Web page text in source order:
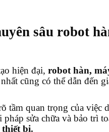
sâu robot
hiện đại, robot hàn,
cũng có thể dẫn đến
tầm quan trọng của
sửa chữa và bảo trì
bị.